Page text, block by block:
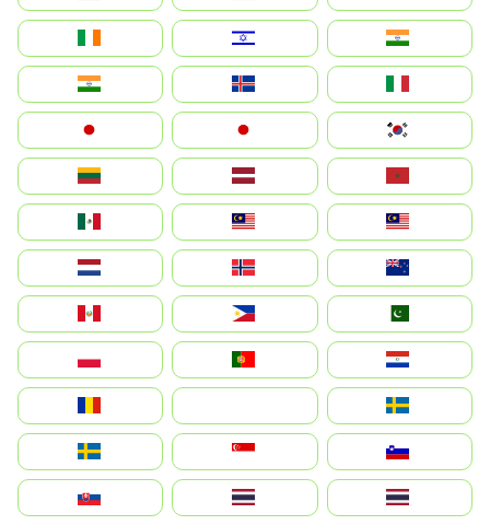
Ireland
ישראל
भारत
India
Ísland
Italia
Japan
日本
대한민국
Lietuva
Latvija
Maroc
México
Malaysia (MS)
Malaysia
Nederland
Norge
New Zealand
Perú
Philippines
Pakistan
Polska
Portugal
Paraguay
România
На русском
Sweden
Sverige
Singapore
Slovenija
Slovensko
Thailand
ไทย